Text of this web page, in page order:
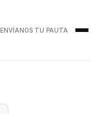
ENVÍANOS TU PAUTA